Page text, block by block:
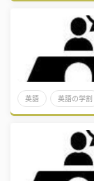
英語 英語の学割